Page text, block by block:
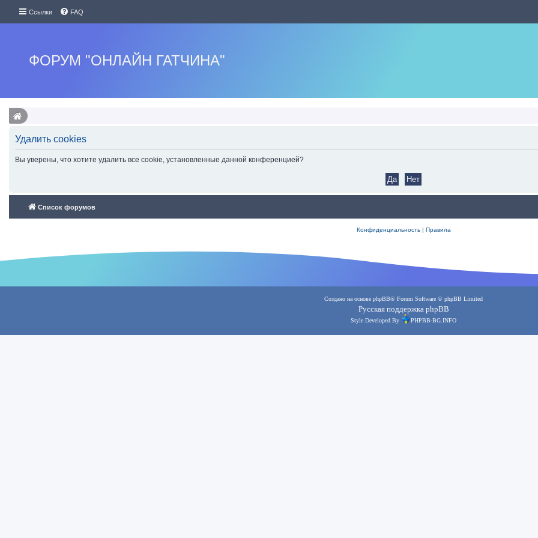
Ссылки FAQ
ФОРУМ "ОНЛАЙН ГАТЧИНА"
Удалить cookies
Вы уверены, что хотите удалить все cookie, установленные данной конференцией?
Список форумов
Конфиденциальность| Правила
Создано на основе phpBB® Forum Software © phpBB Limited
Русская поддержка phpBB
Style Developed By PHPBB-BG.INFO